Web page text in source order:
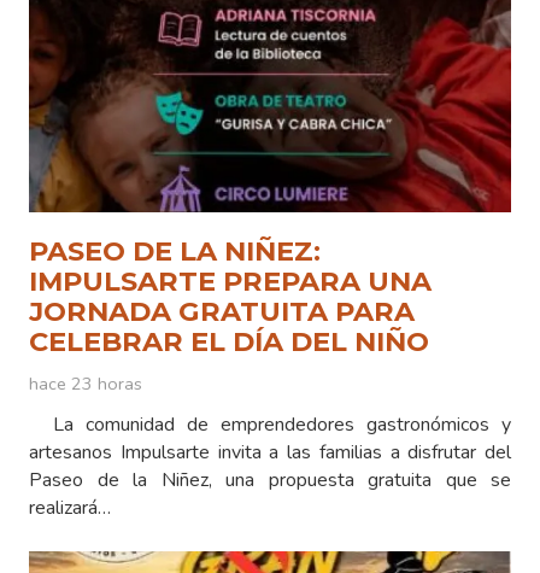
PASEO DE LA NIÑEZ:
IMPULSARTE PREPARA UNA
JORNADA GRATUITA PARA
CELEBRAR EL DÍA DEL NIÑO
hace 23 horas
La comunidad de emprendedores gastronómicos y
artesanos Impulsarte invita a las familias a disfrutar del
Paseo de la Niñez, una propuesta gratuita que se
realizará…